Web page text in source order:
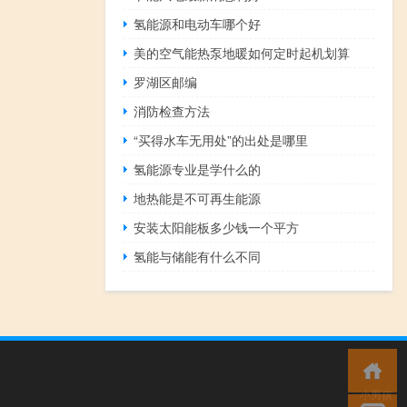
氢能源和电动车哪个好
美的空气能热泵地暖如何定时起机划算
罗湖区邮编
消防检查方法
“买得水车无用处”的出处是哪里
氢能源专业是学什么的
地热能是不可再生能源
安装太阳能板多少钱一个平方
氢能与储能有什么不同
小男孩